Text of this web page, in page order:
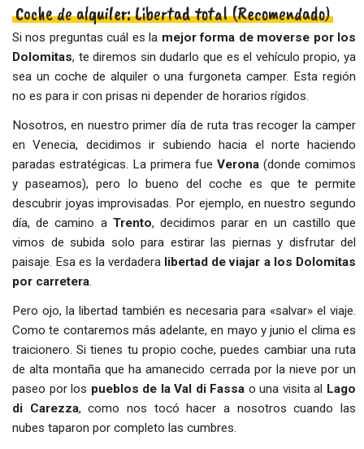
Coche de alquiler: Libertad total (Recomendado)
Si nos preguntas cuál es la mejor forma de moverse por los
Dolomitas, te diremos sin dudarlo que es el vehículo propio, ya
sea un coche de alquiler o una furgoneta camper. Esta región
no es para ir con prisas ni depender de horarios rígidos.
Nosotros, en nuestro primer día de ruta tras recoger la camper
en Venecia, decidimos ir subiendo hacia el norte haciendo
paradas estratégicas. La primera fue Verona (donde comimos
y paseamos), pero lo bueno del coche es que te permite
descubrir joyas improvisadas. Por ejemplo, en nuestro segundo
día, de camino a Trento, decidimos parar en un castillo que
vimos de subida solo para estirar las piernas y disfrutar del
paisaje. Esa es la verdadera libertad de viajar a los Dolomitas
por carretera
Pero ojo, la libertad también es necesaria para «salvar» el viaje.
Como te contaremos más adelante, en mayo y junio el clima es
traicionero. Si tienes tu propio coche, puedes cambiar una ruta
de alta montaña que ha amanecido cerrada por la nieve por un
paseo por los pueblos de la Val di Fassa o una visita al Lago
di Carezza, como nos tocó hacer a nosotros cuando las
nubes taparon por completo las cumbres.